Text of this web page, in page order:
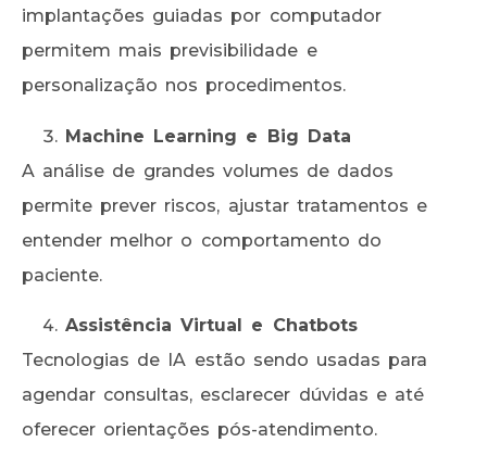
implantações guiadas por computador
permitem mais previsibilidade e
personalização nos procedimentos.
Machine Learning e Big Data
A análise de grandes volumes de dados
permite prever riscos, ajustar tratamentos e
entender melhor o comportamento do
paciente.
Assistência Virtual e Chatbots
Tecnologias de IA estão sendo usadas para
agendar consultas, esclarecer dúvidas e até
oferecer orientações pós-atendimento.